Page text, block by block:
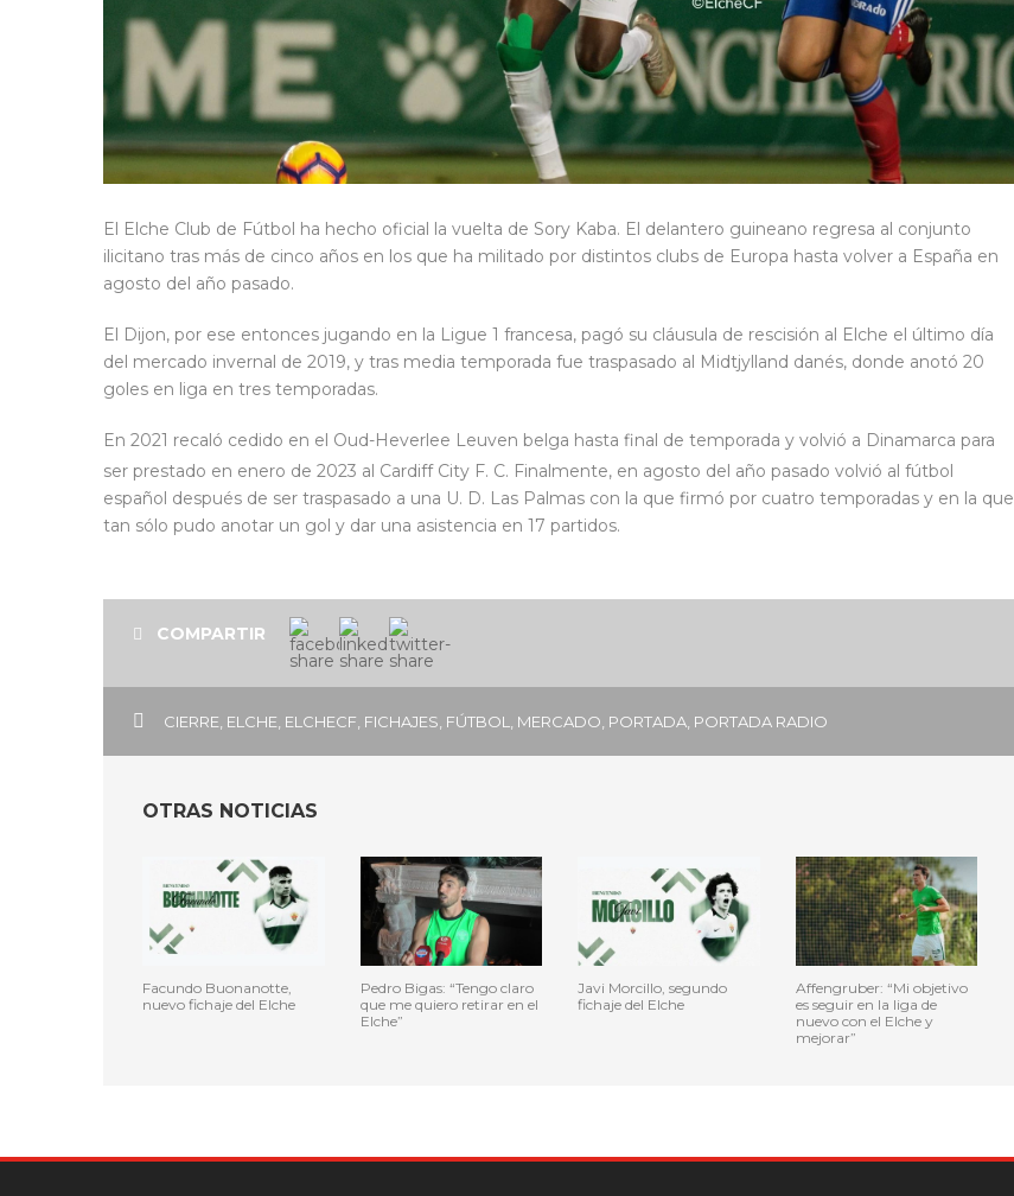
El Elche Club de Fútbol ha hecho oficial la vuelta de Sory Kaba. El delantero guineano regresa al conjunto
ilicitano tras más de cinco años en los que ha militado por distintos clubs de Europa hasta volver a España en
agosto del año pasado.
El Dijon, por ese entonces jugando en la Ligue 1 francesa, pagó su cláusula de rescisión al Elche el último día
del mercado invernal de 2019, y tras media temporada fue traspasado al Midtjylland danés, donde anotó 20
goles en liga en tres temporadas.
En 2021 recaló cedido en el Oud-Heverlee Leuven belga hasta final de temporada y​ volvió a Dinamarca para
ser prestado en enero de 2023 al Cardiff City F. C. Finalmente, en agosto del año pasado volvió al fútbol
español después de ser traspasado a una U. D. Las Palmas con la que firmó por cuatro temporadas y en la que
tan sólo pudo anotar un gol y dar una asistencia en 17 partidos.
COMPARTIR
CIERRE ELCHE ELCHECF FICHAJES FÚTBOL MERCADO PORTADA PORTADA RADIO
OTRAS NOTICIAS
Facundo Buonanotte,
nuevo fichaje del Elche
Pedro Bigas: “Tengo claro
que me quiero retirar en el
Elche”
Javi Morcillo, segundo
fichaje del Elche
Affengruber: “Mi objetivo
es seguir en la liga de
nuevo con el Elche y
mejorar”